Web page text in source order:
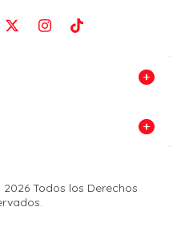
Todos los Derechos